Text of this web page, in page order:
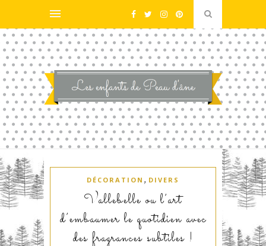
DÉCORATION , DIVERS
Vallebelle ou l’art
d’embaumer le quotidien avec
des fragrances subtiles !